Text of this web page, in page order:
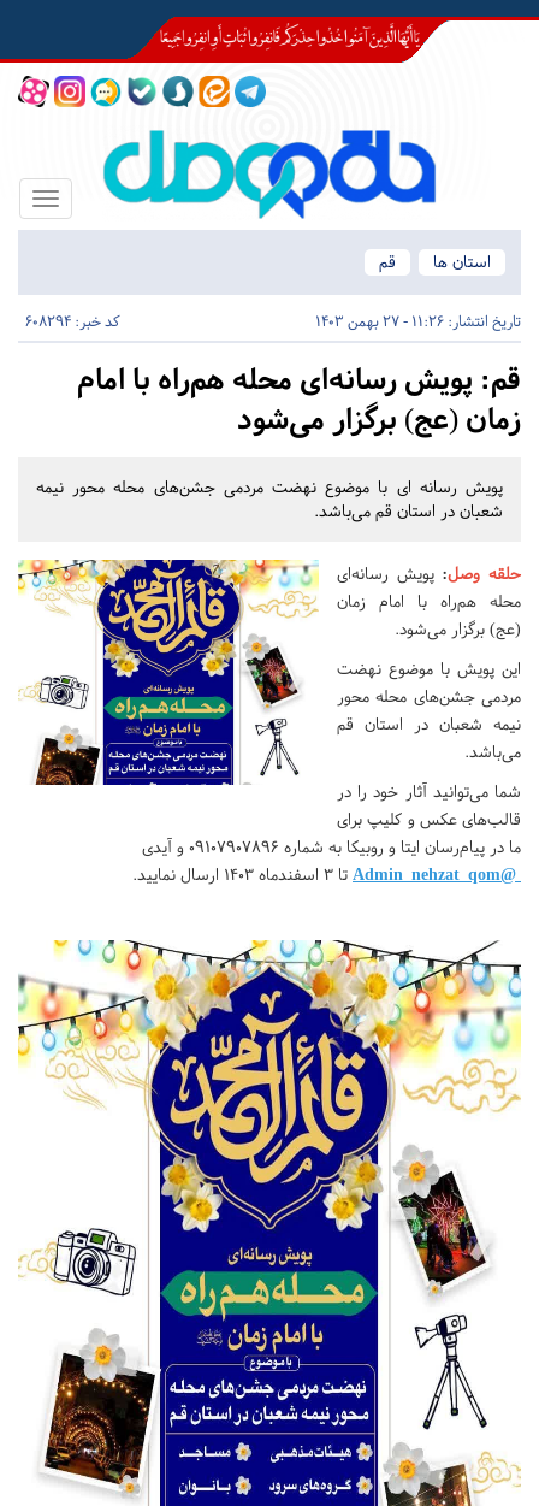
Toggle
استان ها
قم
تاریخ انتشار: 11:26 - 27 بهمن 1403 کد خبر: 608294
قم: پویش رسانه‌ای محله هم‌راه با امام
زمان (عج) برگزار می‌شود
پویش رسانه ای با موضوع نهضت مردمی جشن‌های محله محور نیمه
شعبان در استان قم می‌باشد.
حلقه وصل:پویش رسانه‌ای
محله هم‌راه با امام زمان
(عج) برگزار می‌شود.
این پویش با موضوع نهضت
مردمی جشن‌های محله محور
نیمه شعبان در استان قم
می‌باشد.
شما می‌توانید آثار خود را در
قالب‌های عکس و کلیپ برای
ما در پیام‌رسان ایتا و روبیکا به شماره ۰۹۱۰۷۹۰۷۸۹۶ و آیدی
@Admin_nehzat_qom
تا ۳ اسفندماه ۱۴۰۳ ارسال نمایید.